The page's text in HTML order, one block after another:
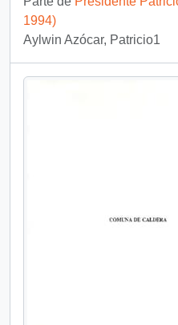
1994)
Aylwin Azócar, Patricio1